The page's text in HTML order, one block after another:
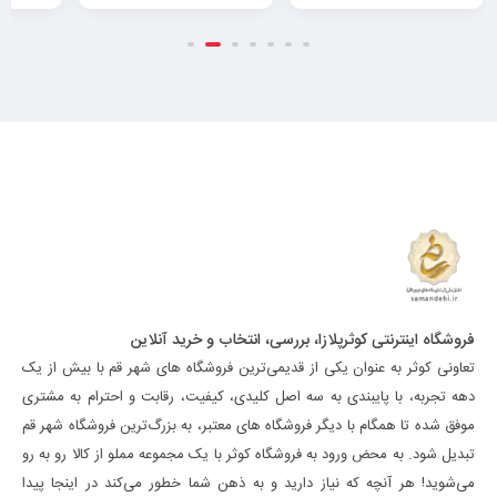
فروشگاه اینترنتی کوثرپلازا، بررسی، انتخاب و خرید آنلاین
تعاونی کوثر به عنوان یکی از قدیمی‌ترین فروشگاه های شهر قم با بیش از یک
دهه تجربه، با پایبندی به سه اصل کلیدی، کیفیت، رقابت و احترام به مشتری
موفق شده تا همگام با دیگر فروشگاه های معتبر، به بزرگ‌ترین فروشگاه شهر قم
تبدیل شود. به محض ورود به فروشگاه کوثر با یک مجموعه مملو از کالا رو به رو
می‌شوید! هر آنچه که نیاز دارید و به ذهن شما خطور می‌کند در اینجا پیدا